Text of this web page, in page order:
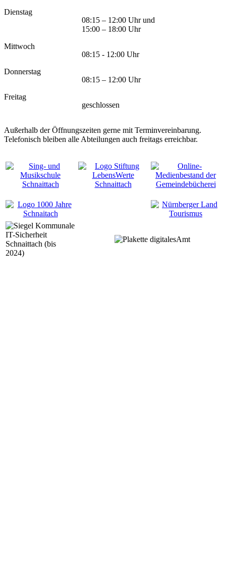
Dienstag
08:15 – 12:00 Uhr und
15:00 – 18:00 Uhr
Mittwoch
08:15 - 12:00 Uhr
Donnerstag
08:15 – 12:00 Uhr
Freitag
geschlossen
Außerhalb der Öffnungszeiten gerne mit Terminvereinbarung.
Telefonisch bleiben alle Abteilungen auch freitags erreichbar.